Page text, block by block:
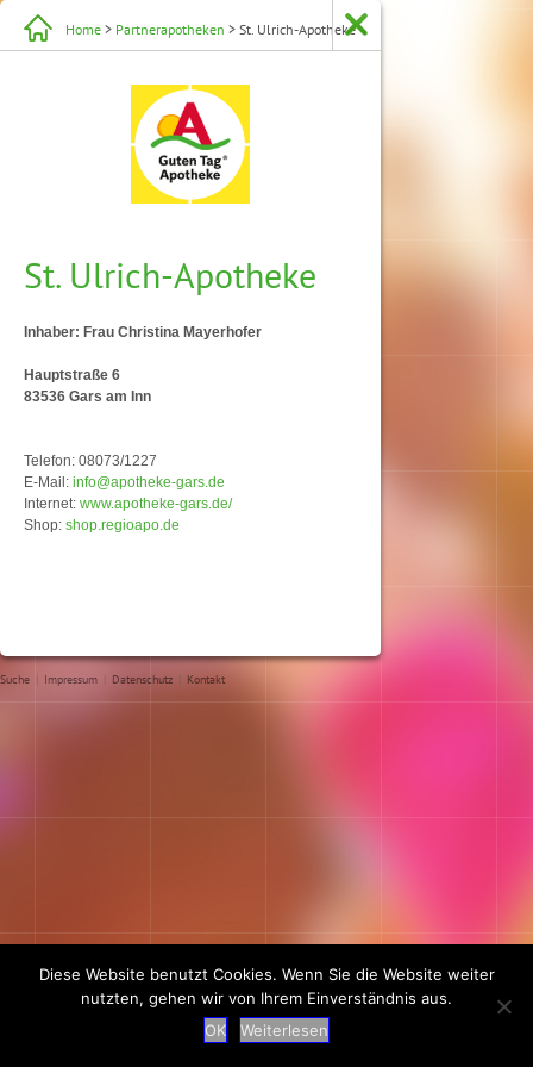
Home > Partnerapotheken > St. Ulrich-Apotheke
St. Ulrich-Apotheke
Inhaber: Frau Christina Mayerhofer
Hauptstraße 6
83536 Gars am Inn
Telefon: 08073/1227
E-Mail: info@apotheke-gars.de
Internet: www.apotheke-gars.de/
Shop: shop.regioapo.de
Suche | Impressum | Datenschutz | Kontakt
Diese Website benutzt Cookies. Wenn Sie die Website weiter
nutzten, gehen wir von Ihrem Einverständnis aus.
OK
Weiterlesen